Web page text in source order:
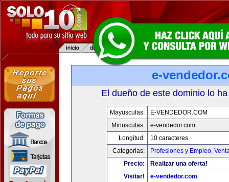
e-
El dueño de este dominio lo
Mayusculas:
E-VENDEDOR.COM
Minusculas:
e-vendedor.com
Longitud:
10 caracteres
Categorias:
Profesiones y Empleo,
Precio:
Realizar una oferta!
Visitar!
e-vendedor.com